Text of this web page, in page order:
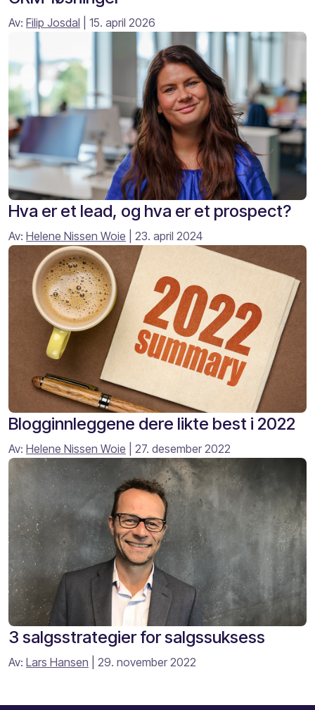
Av: Filip Josdal | 15. april 2026
Hva er et lead, og hva er et prospect?
Av: Helene Nissen Woie | 23. april 2024
Blogginnleggene dere likte best i 2022
Av: Helene Nissen Woie | 27. desember 2022
3 salgsstrategier for salgssuksess
Av: Lars Hansen | 29. november 2022